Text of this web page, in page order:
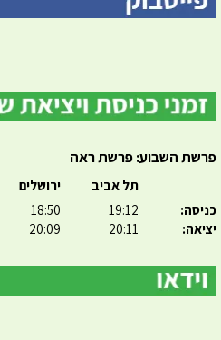
פרשת השבוע: פרשת ראה
כניסה:
יציאה:
תל אביב
19:12
20:11
ירושלים
18:50
20:09